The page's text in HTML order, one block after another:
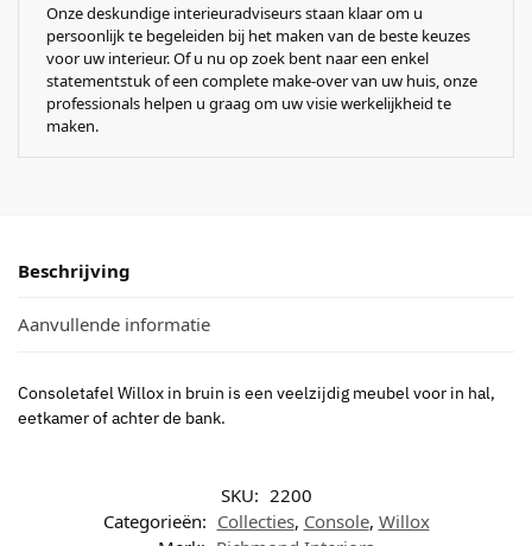
Onze deskundige interieuradviseurs staan klaar om u
persoonlijk te begeleiden bij het maken van de beste keuzes
voor uw interieur. Of u nu op zoek bent naar een enkel
statementstuk of een complete make-over van uw huis, onze
professionals helpen u graag om uw visie werkelijkheid te
maken.
Beschrijving
Aanvullende informatie
Consoletafel Willox in bruin is een veelzijdig meubel voor in hal,
eetkamer of achter de bank.
SKU: 2200
Categorieën: Collecties, Console, Willox